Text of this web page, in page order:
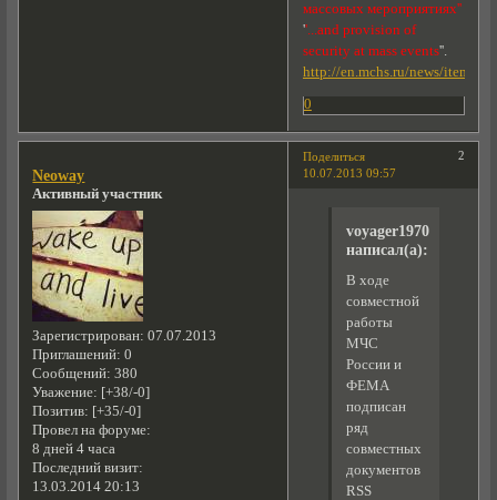
массовых мероприятиях''
''...and provision of
security at mass events''.
http://en.mchs.ru/news/item/
0
Поделиться
2
10.07.2013 09:57
Neoway
Активный участник
Зарегистрирован: 07.07.2013
Приглашений: 0
Сообщений: 380
Уважение: [+38/-0]
Позитив: [+35/-0]
Провел на форуме:
8 дней 4 часа
Последний визит:
13.03.2014 20:13
voyager1970
написал(а):
В ходе
совместной
работы
МЧС
России и
ФЕМА
подписан
ряд
совместных
документов
RSS